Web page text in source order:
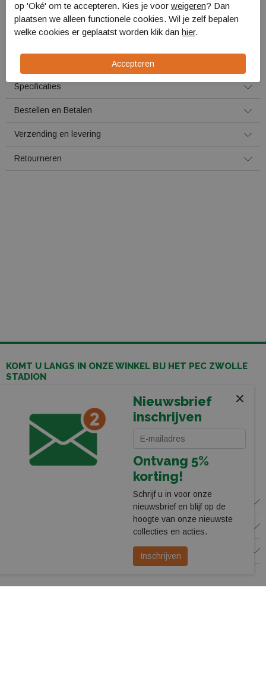
Omschrijving
Active Leisure Beschermhoes voor
Active Leisure AL8020/LEE
Specificaties
Bestellen en Betalen
Verzending en levering
Retourneren
KOMT U LANGS IN ONZE WINKEL BIJ HET PEC ZWOLLE
STADION
8025 CP Zwolle
038-4550755
webshop@leerentveldvrijetijd.nl
WINKEL
KLANTENSERVICE
VOLG ONS
×
Nieuwsbrief
inschrijven
Ontvang 5%
korting!
Schrijf u in voor onze
nieuwsbrief en blijf op de
hoogte van onze nieuwste
collecties en acties.
Inschrijven
op 'Oké' om te accepteren. Kies je voor weigeren? Dan
plaatsen we alleen functionele cookies. Wil je zelf bepalen
welke cookies er geplaatst worden klik dan hier.